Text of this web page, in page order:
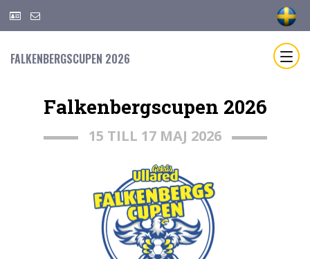
FALKENBERGSCUPEN 2026
Falkenbergscupen 2026
15 TILL 17 MAJ 2026